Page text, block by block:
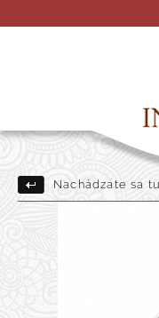
Nachádzate sa